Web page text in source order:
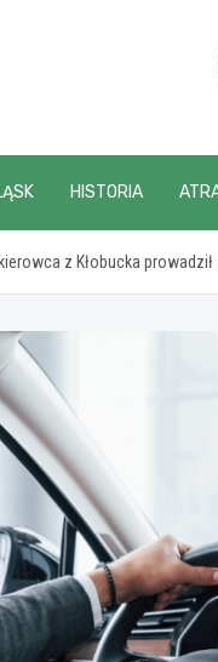
HISTORIA
z Kłobucka